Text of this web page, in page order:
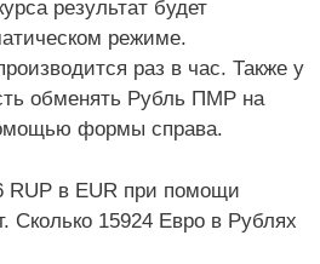
результат будет
режиме.
раз в час. Также у
обменять Рубль ПМР на
формы справа.
RUP в EUR при помощи
Сколько 15924 Евро в Рублях